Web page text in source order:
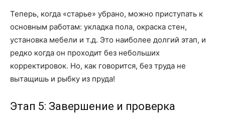
Теперь, когда «старье» убрано, можно приступать к
основным работам: укладка пола, окраска стен,
установка мебели и т.д. Это наиболее долгий этап, и
редко когда он проходит без небольших
корректировок. Но, как говорится, без труда не
вытащишь и рыбку из пруда!
Этап 5: Завершение и проверка